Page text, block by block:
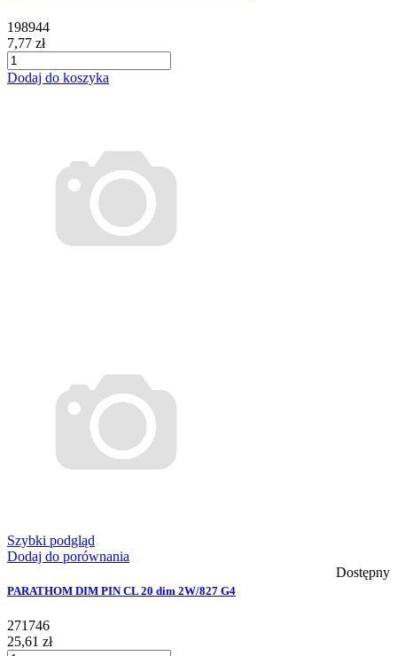
198944
7,77 zł
Dodaj do koszyka
Szybki podgląd
Dodaj do porównania
Dostępny
PARATHOM DIM PIN CL 20 dim 2W/827 G4
271746
25,61 zł